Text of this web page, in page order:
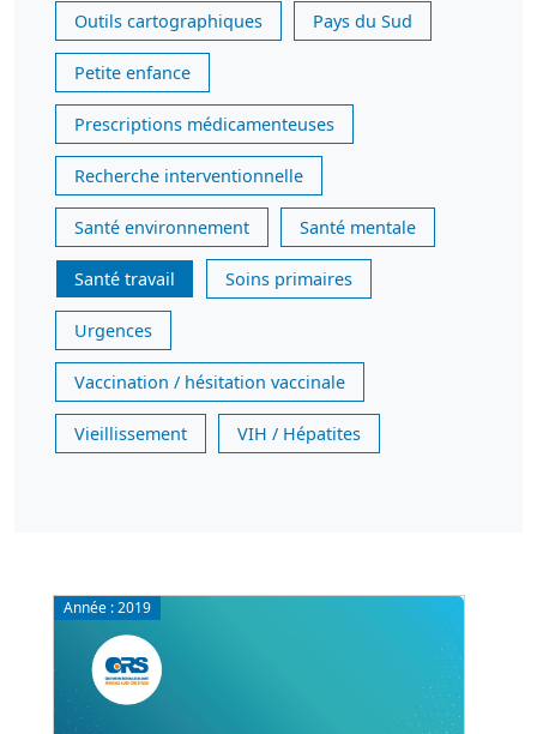
Outils cartographiques Pays du Sud
Petite enfance
Prescriptions médicamenteuses
Recherche interventionnelle
Santé environnement Santé mentale
Santé travail Soins primaires
Urgences
Vaccination / hésitation vaccinale
Vieillissement VIH / Hépatites
Année :2019